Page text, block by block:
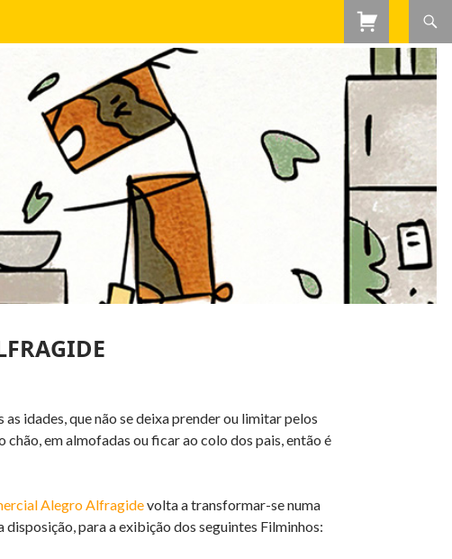
idades, que não se deixa prender ou limitar pelos
em almofadas ou ficar ao colo dos pais, então é
Alegro Alfragidevolta a transformar-se numa
para a exibição dos seguintes Filminhos: